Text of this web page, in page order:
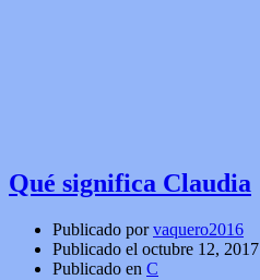
Qué significa Claudia
Publicado porvaquero2016
Publicado el octubre 12, 2017
Publicado en C